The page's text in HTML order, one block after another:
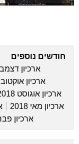
חודשים נוספים
ארכיון דצמבר
ארכיון אוקטובר
ארכיון אוגוסט 2018
ארכיון מאי 2018
ארכיון